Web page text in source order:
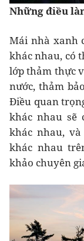
Những điều
Mái nhà xanh
khác nhau, có
lớp thảm thực
nước, thảm
Điều quan
khác nhau sẽ
khác nhau,
khác nhau
khảo chuyên